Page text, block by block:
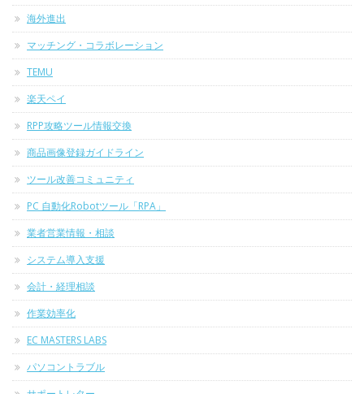
海外進出
マッチング・コラボレーション
TEMU
楽天ペイ
RPP攻略ツール情報交換
商品画像登録ガイドライン
ツール改善コミュニティ
PC 自動化Robotツール「RPA」
業者営業情報・相談
システム導入支援
会計・経理相談
作業効率化
EC MASTERS LABS
パソコントラブル